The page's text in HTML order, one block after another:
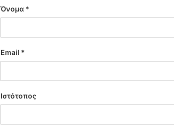
Όνομα *
Email *
Ιστότοπος